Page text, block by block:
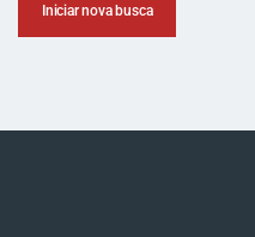
Iniciar nova busca